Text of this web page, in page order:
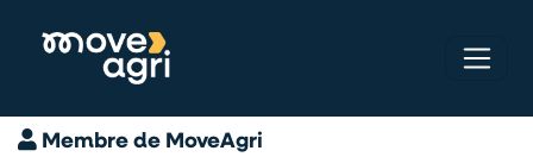
Membre de MoveAgri